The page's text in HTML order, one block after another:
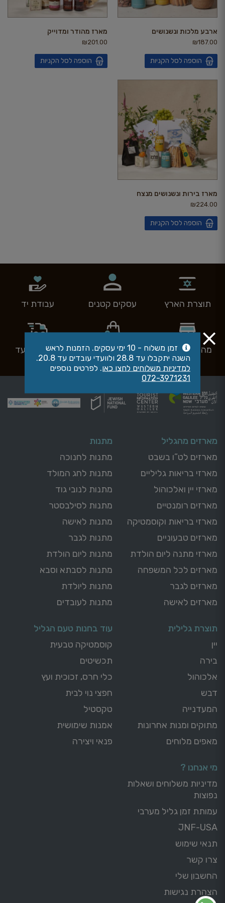
ארבע מלכות ונשנושים
₪187.00
הוספה לסל הקניות
מארז מהודר ומדוייק
₪201.00
הוספה לסל הקניות
מארז בירות ונשנושים מנצח
₪224.00
הוספה לסל הקניות
תוצרת הארץ עסקים קטנים עבודת יד
מהיצרן לצרכן איסוף עצמי
משלוחים עד
הבית
מארזים מהגליל
מארזים לט”ו בשבט
מארזי בריאות גליליים
מארזי יין ואלכוהול
מארזים רומנטיים
מארזי בריאות וקוסמטיקה
מארזים טבעוניים
מארזי מתנה ליום הולדת
מארזים לכל המשפחה
מארזים לגבר
מארזים לאישה
מתנות
מתנות לחנוכה
מתנות לחג המולד
מתנות לנובי גוד
מתנות לסילבסטר
מתנות לאישה
מתנות לגבר
מתנות ליום הולדת
מתנות לסבתא וסבא
מתנות ליולדת
מתנות לעובדים
תוצרת גלילית
יין
בירה
אלכוהול
דבש
המעדנייה
מתוקים ומנות אחרונות
מאפים מלוחים
עוד בחנות טעם הגליל
קוסמטיקה טבעית
תכשיטים
כלי חרס, זכוכית ועץ
חפצי נוי לבית
טקסטיל
אמנות שימושית
פנאי ויצירה
מי אנחנו ?
מדיניות משלוחים ושאלות
נפוצות
עמותת זמן גליל מערבי
JNF-USA
תנאי שימוש
צרו קשר
החשבון שלי
הצהרת נגישות
זמן משלוח - 10 ימי עסקים. הזמנות לראש
השנה יתקבלו עד 28.8 ולוועדי עובדים עד 20.8.
למדיניות משלוחים לחצו כאן. לפרטים נוספים
072-3971231